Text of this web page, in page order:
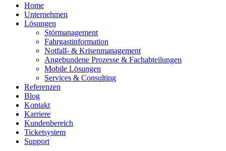
Home
Unternehmen
Lösungen
Störmanagement
Fahrgastinformation
Notfall- & Krisenmanagement
Angebundene Prozesse & Fachabteilungen
Mobile Lösungen
Services & Consulting
Referenzen
Blog
Kontakt
Karriere
Kundenbereich
Ticketsystem
Support